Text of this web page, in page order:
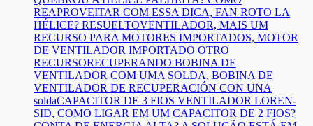
REAPROVEITAR COM ESSA DICA, FAN ROTO LA
HÉLICE? RESUELTOVENTILADOR, MAIS UM
RECURSO PARA MOTORES IMPORTADOS, MOTOR
DE VENTILADOR IMPORTADO OTRO
RECURSORECUPERANDO BOBINA DE
VENTILADOR COM UMA SOLDA, BOBINA DE
VENTILADOR DE RECUPERACIÓN CON UNA
soldaCAPACITOR DE 3 FIOS VENTILADOR LOREN-
SID, COMO LIGAR EM UM CAPACITOR DE 2 FIOS?